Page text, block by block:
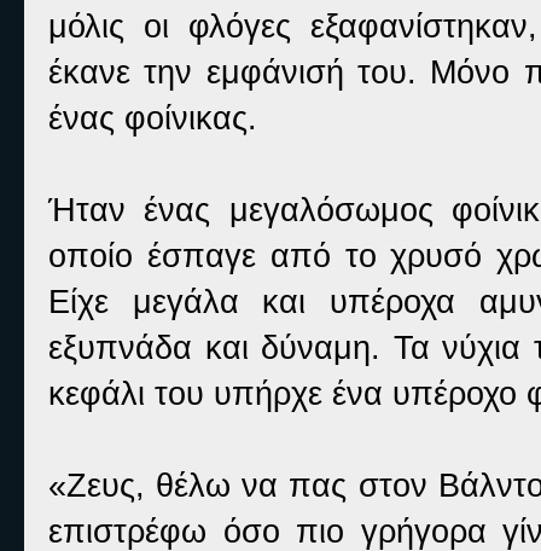
μόλις οι φλόγες
έκανε την εμφάνισή του. Μόνο
ένας φοίνικας.
Ήταν ένας μεγαλόσωμος
οποίο έσπαγε από το χρυσό
Είχε μεγάλα και υπέροχα
εξυπνάδα και δύναμη. Τα
κεφάλι του υπήρχε ένα υπέροχο
«Ζευς, θέλω να πας στον Βάλντορ
επιστρέφω όσο πιο γρήγορα